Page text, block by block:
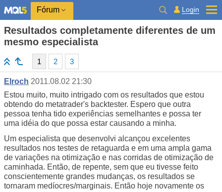
Fórum Login
Resultados completamente diferentes de um
mesmo especialista
1 2 3
Elroch 2011.08.02 21:30
Estou muito, muito intrigado com os resultados que estou
obtendo do metatrader's backtester. Espero que outra
pessoa tenha tido experiências semelhantes e possa ter
uma idéia do que possa estar causando a minha.
Um especialista que desenvolvi alcançou excelentes
resultados nos testes de retaguarda e em uma ampla gama
de variações na otimização e nas corridas de otimização de
caminhada. Então, de repente, sem que eu tivesse feito
conscientemente grandes mudanças, os resultados se
tornaram medíocres/marginais. Então hoje novamente os